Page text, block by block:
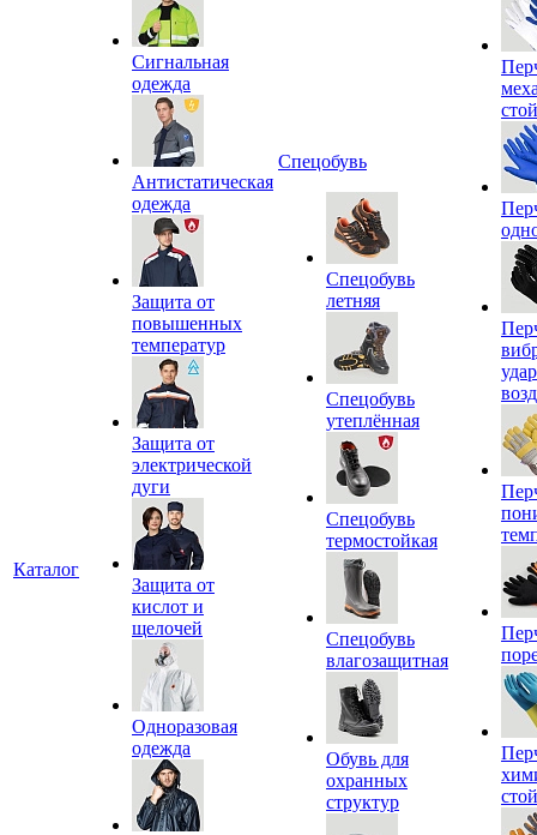
Каталог
Сигнальная
одежда
Антистатическая
одежда
Защита от
повышенных
температур
Защита от
электрической
дуги
Защита от
кислот и
щелочей
Одноразовая
одежда
Спецобувь
Спецобувь
летняя
Спецобувь
утеплённая
Спецобувь
термостойкая
Спецобувь
влагозащитная
Обувь для
охранных
структур